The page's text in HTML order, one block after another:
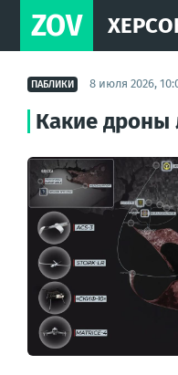
ZOV
ПАБЛИКИ 8 июля 2026,
Какие дроны